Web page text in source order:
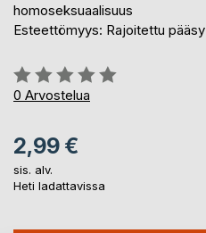
homoseksuaalisuus
Esteettömyys: Rajoitettu pääsy
Arvostelu::
0%
0 Arvostelua
2,99 €
sis. alv.
Heti ladattavissa